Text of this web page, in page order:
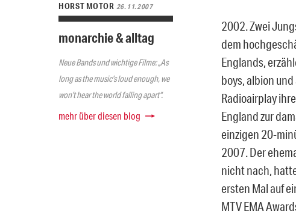
HORST MOTOR 26.11.2007
monarchie & alltag
Neue Bands und wichtige Filme: „As
long as the music’s loud enough, we
won’t hear the world falling apart“.
mehr über diesen blog
2002. Zwei
dem
Englands,
boys, albion
Radioairplay
England zur
einzigen 20-
2007. Der
nicht nach,
ersten Mal auf
MTV EMA